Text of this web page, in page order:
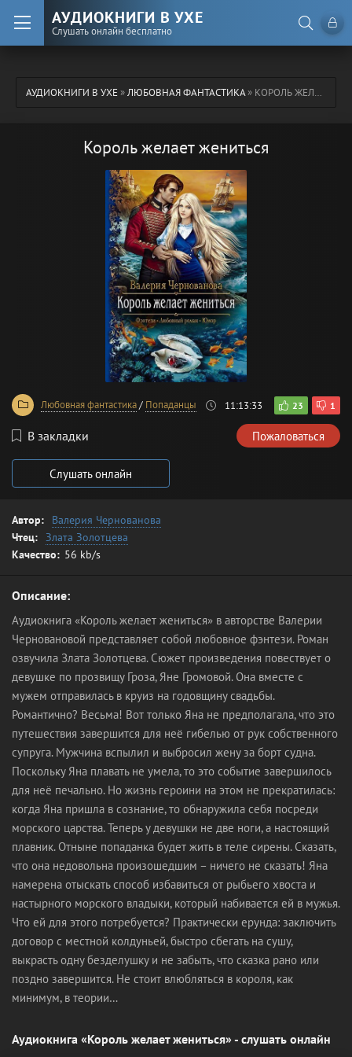
АУДИОКНИГИ В УХЕ
Слушать онлайн бесплатно
АУДИОКНИГИ В УХЕ»ЛЮБОВНАЯ ФАНТАСТИКА» КОРОЛЬ ЖЕЛАЕТ ЖЕНИТЬСЯ
Король желает жениться
Любовная фантастика/ Попаданцы 11:13:33 23 1
В закладки Пожаловаться
Слушать онлайн
Автор:
Валерия Чернованова
Чтец: Злата Золотцева
Качество: 56 kb/s
Описание:
Аудиокнига «Король желает жениться» в авторстве Валерии
Черновановой представляет собой любовное фэнтези. Роман
озвучила Злата Золотцева. Сюжет произведения повествует о
девушке по прозвищу Гроза, Яне Громовой. Она вместе с
мужем отправилась в круиз на годовщину свадьбы.
Романтично? Весьма! Вот только Яна не предполагала, что это
путешествия завершится для неё гибелью от рук собственного
супруга. Мужчина вспылил и выбросил жену за борт судна.
Поскольку Яна плавать не умела, то это событие завершилось
для неё печально. Но жизнь героини на этом не прекратилась:
когда Яна пришла в сознание, то обнаружила себя посреди
морского царства. Теперь у девушки не две ноги, а настоящий
плавник. Отныне попаданка будет жить в теле сирены. Сказать,
что она недовольна произошедшим – ничего не сказать! Яна
намерена отыскать способ избавиться от рыбьего хвоста и
настырного морского владыки, который набивается ей в мужья.
Что ей для этого потребуется? Практически ерунда: заключить
договор с местной колдуньей, быстро сбегать на сушу,
выкрасть одну безделушку и не забыть, что сказка рано или
поздно завершится. Не стоит влюбляться в короля, как
минимум, в теории…
Аудиокнига «Король желает жениться» - слушать онлайн